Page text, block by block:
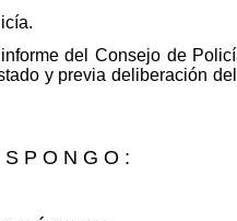
del Consejo de
y previa deliberación
S P O N G O :